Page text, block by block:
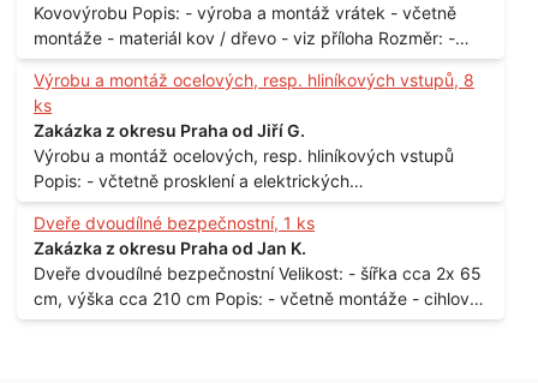
Kovovýrobu Popis: - výroba a montáž vrátek - včetně
montáže - materiál kov / dřevo - viz příloha Rozměr: -
150 x 122 cm Lokalita: - Senohraby Nabídky na e-mail.
Výrobu a montáž ocelových, resp. hliníkových vstupů, 8
ks
Zakázka z okresu Praha od Jiří G.
Výrobu a montáž ocelových, resp. hliníkových vstupů
Popis: - včtetně prosklení a elektrických
samozamýkacích zámků pro panelový dům - jedná se o
vchodové dveře umístěné v zarámovaném a proskleném
portálu - předmětem dodávky bude i demontáž
stávajících a už nevyhovujících prosklených,
umělohmotných vstupů Množství: - 8 ks Lokalita: - 7, 9,
Dveře dvoudílné bezpečnostní, 1 ks
Zakázka z okresu Praha od Jan K.
Dveře dvoudílné bezpečnostní Velikost: - šířka cca 2x 65
cm, výška cca 210 cm Popis: - včetně montáže - cihlový
dům, 2. patro - vchod z chodby - rozměry bez zárubní